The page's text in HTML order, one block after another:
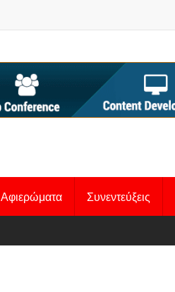
Αφιερώματα Συνεντεύξεις